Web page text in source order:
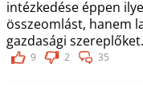
intézkedése éppen
összeomlást, hanem
gazdasági szereplőket.
9 2 35